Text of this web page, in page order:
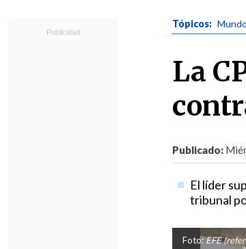
Tópicos: Mundo
La
Publicado:
El líder
tribunal
Foto:EFE